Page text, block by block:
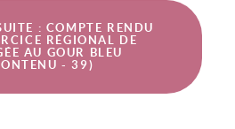
: COMPTE RENDU
RÉGIONAL DE
AU GOUR BLEU
- 39)